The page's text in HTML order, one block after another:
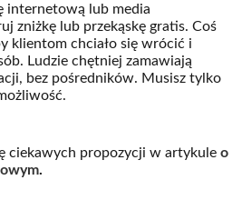
internetową lub media
zniżkę lub przekąskę gratis. Coś
klientom chciało się wrócić i
Ludzie chętniej zamawiają
bez pośredników. Musisz tylko
ciekawych propozycji w artykule o
.